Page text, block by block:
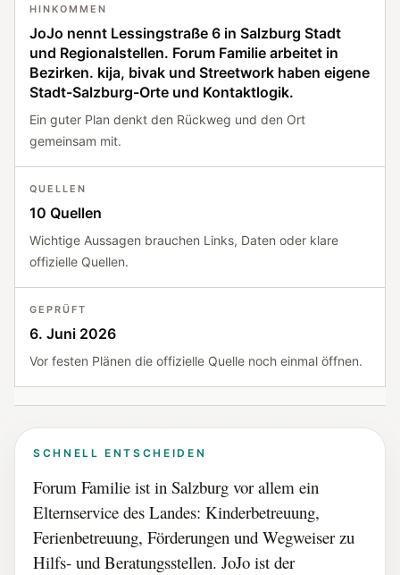
HINKOMMEN
JoJo nennt Lessingstraße 6 in Salzburg Stadt
und Regionalstellen. Forum Familie arbeitet in
Bezirken. kija, bivak und Streetwork haben eigene
Stadt-Salzburg-Orte und Kontaktlogik.
Ein guter Plan denkt den Rückweg und den Ort
gemeinsam mit.
QUELLEN
10 Quellen
Wichtige Aussagen brauchen Links, Daten oder klare
offizielle Quellen.
GEPRÜFT
6. Juni 2026
Vor festen Plänen die offizielle Quelle noch einmal öffnen.
SCHNELL ENTSCHEIDEN
Forum Familie ist in Salzburg vor allem ein
Elternservice des Landes: Kinderbetreuung,
Ferienbetreuung, Förderungen und Wegweiser zu
Hilfs- und Beratungsstellen. JoJo ist der